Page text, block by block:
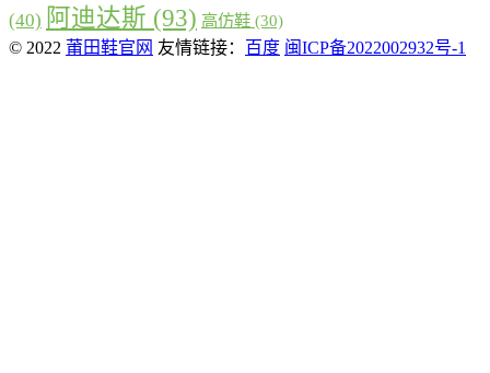
(40) 阿迪达斯 (93) 高仿鞋 (30)
© 2022 莆田鞋官网 友情链接： 百度 闽ICP备2022002932号-1